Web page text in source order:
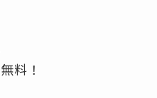
料！